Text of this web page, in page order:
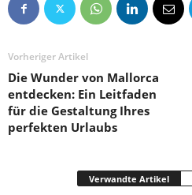
Vorheriger Artikel
Die Wunder von Mallorca
entdecken: Ein Leitfaden
für die Gestaltung Ihres
perfekten Urlaubs
Verwandte Artikel